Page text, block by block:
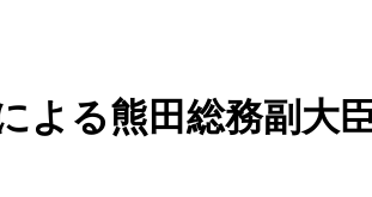
よる熊田総務副大